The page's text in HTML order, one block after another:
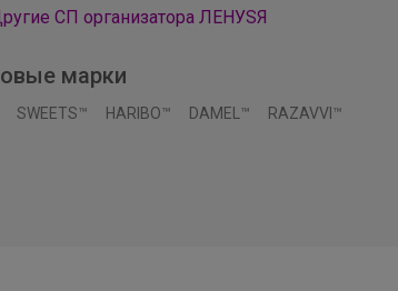
СП организатора ЛЕНУSЯ
марки
SWEETS™ HARIBO™ DAMEL™ RAZAVVI™